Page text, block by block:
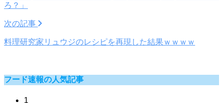
ろ？」
次の記事
料理研究家リュウジのレシピを再現した結果ｗｗｗｗ
フード速報の人気記事
1